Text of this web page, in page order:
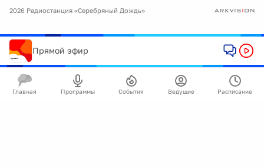
2026 Радиостанция «Серебряный Дождь»
Прямой эфир
Главная Программы События Ведущие Расписание